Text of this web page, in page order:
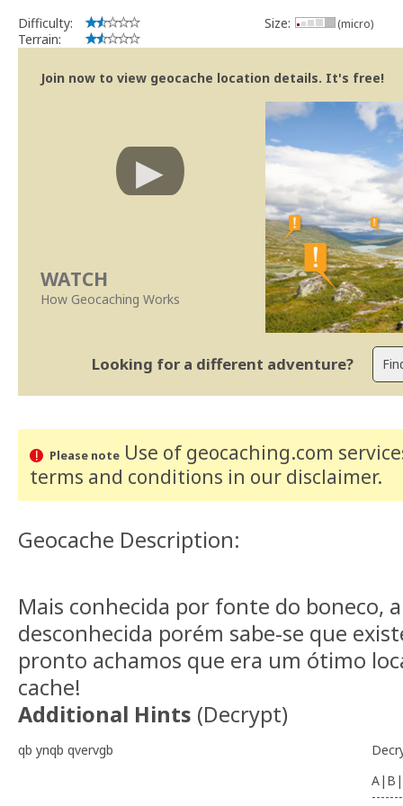
Work with the reviewer, not against him
Difficulty:
Terrain:
Size: (micro)
Join now to view geocache location details. It's free!
WATCH
How Geocaching Works
Looking for a different adventure?
Please noteUse of geocaching.com
terms and conditions in our disclaimer.
Geocache Description:
Mais conhecida por fonte do boneco,
desconhecida porém sabe-se que
pronto achamos que era um ótimo
cache!
Additional Hints (Decrypt)
qb ynqb qvervgb